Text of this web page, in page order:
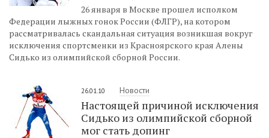
26 января в Москве прошел исполком
Федерации лыжных гонок России (ФЛГР), на котором
рассматривалась скандальная ситуация возникшая вокруг
исключения спортсменки из Красноярского края Алены
Сидько из олимпийской сборной России.
26.01.10 Новости
Настоящей причиной исключения
Сидько из олимпийской сборной
мог стать допинг